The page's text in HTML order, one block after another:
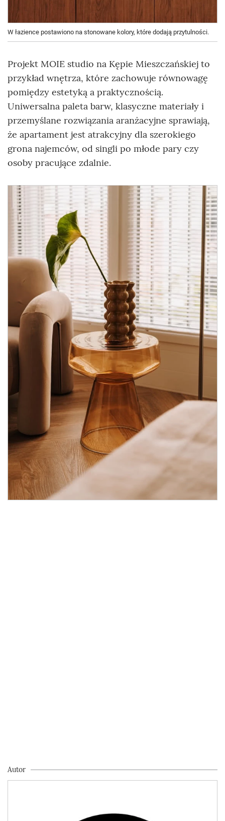
W łazience postawiono na stonowane kolory, które dodają przytulności.
Projekt MOIE studio na Kępie Mieszczańskiej to
przykład wnętrza, które zachowuje równowagę
pomiędzy estetyką a praktycznością.
Uniwersalna paleta barw, klasyczne materiały i
przemyślane rozwiązania aranżacyjne sprawiają,
że apartament jest atrakcyjny dla szerokiego
grona najemców, od singli po młode pary czy
osoby pracujące zdalnie.
Autor